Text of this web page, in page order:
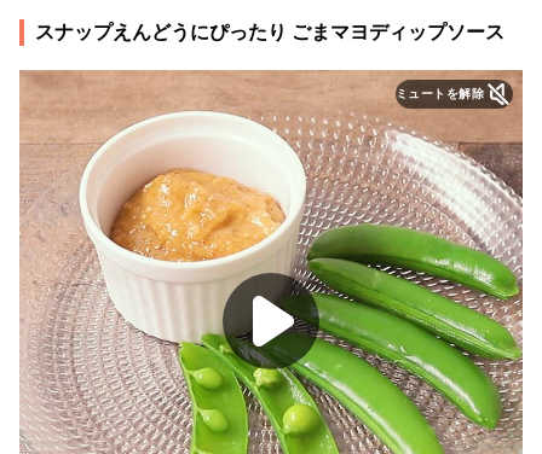
スナップえんどうにぴったり ごまマヨディップソース
ミュートを解除